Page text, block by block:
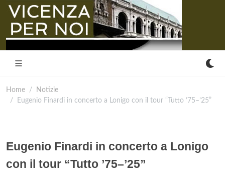
Home
Notizie
Eugenio Finardi in concerto a Lonigo con il tour “Tutto ’75–’25”
Eugenio Finardi in concerto a Lonigo
con il tour “Tutto ’75–’25”